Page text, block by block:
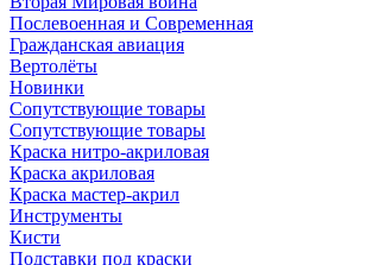
Послевоенная и Современная
Гражданская авиация
Вертолёты
Новинки
Сопутствующие товары
Сопутствующие товары
Краска нитро-акриловая
Краска акриловая
Краска мастер-акрил
Инструменты
Кисти
Подставки под краски